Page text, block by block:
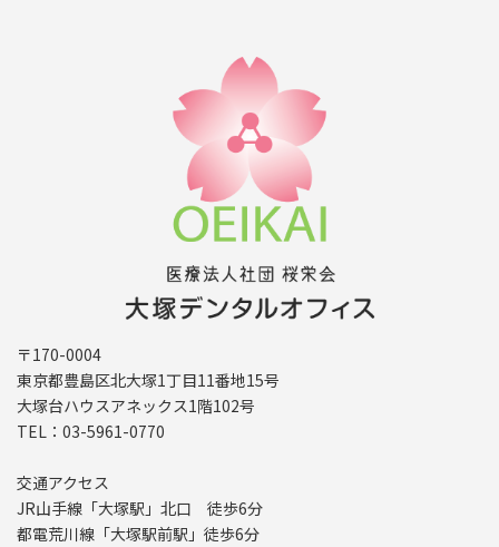
〒170-0004
東京都豊島区北大塚1丁目11番地15号
大塚台ハウスアネックス1階102号
TEL：03-5961-0770
交通アクセス
JR山手線「大塚駅」北口 徒歩6分
都電荒川線「大塚駅前駅」徒歩6分